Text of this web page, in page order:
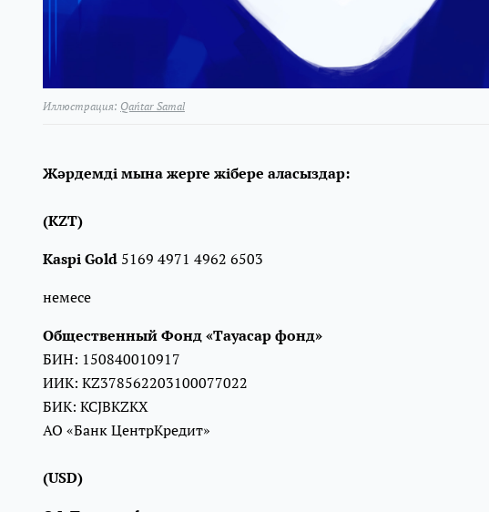
Иллюстрация: Qańtar Samal
Жәрдемді мына жерге жібере аласыздар:⠀
(KZT)⠀
Kaspi Gold 5169 4971 4962 6503
немесе
Общественный Фонд «Тауасар фонд»⠀
БИН: 150840010917 ⠀
ИИК: KZ378562203100077022⠀
БИК: KCJBKZKX ⠀
АО «Банк ЦентрКредит»⠀
(USD)⠀